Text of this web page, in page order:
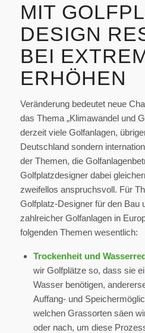
MIT
DESIGN
BEI
ERHÖHEN
Veränderung bedeutet neue
das Thema „Klimawandel und
derzeit viele Golfanlagen,
Deutschland sondern
der Themen, die
Golfplatzdesigner dabei
zweifellos anspruchsvoll. Für
Golfplatz-Designer für den Bau
zahlreicher Golfanlagen in
folgenden Themen wesentlich:
Trockenheit und
wir Golfplätze so, dass sie
Wasser benötigen,
Auffang- und
welchen Grassorten säen
oder nach, um diese